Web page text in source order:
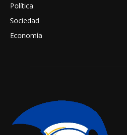
Política
Sociedad
Economía